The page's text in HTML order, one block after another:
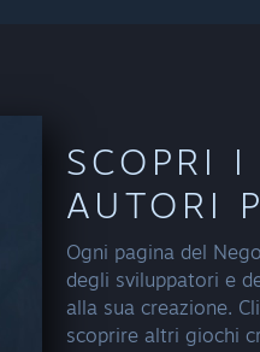
SCOPRI I
AUTORI
Ogni pagina del
degli sviluppatori e
alla sua creazione.
scoprire altri giochi